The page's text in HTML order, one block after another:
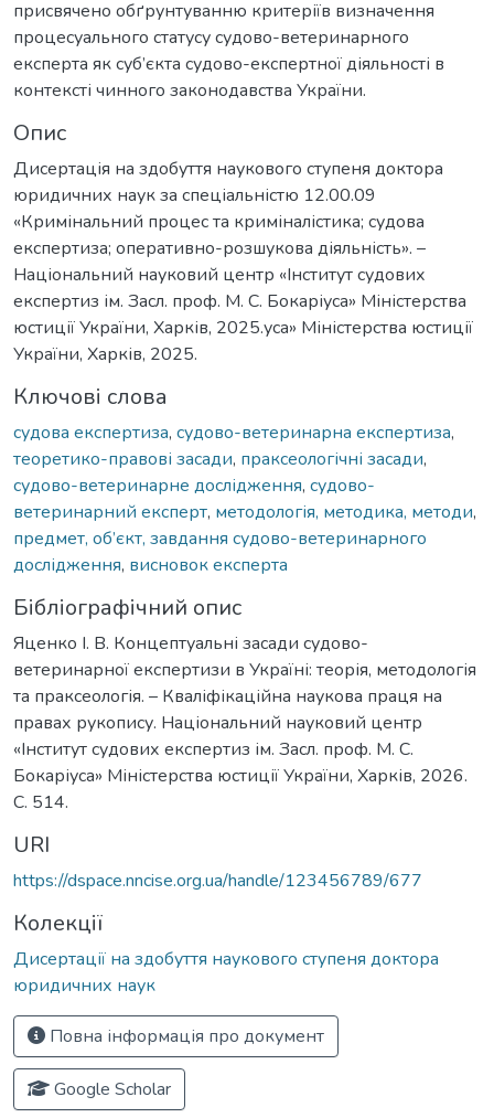
присвячено обґрунтуванню критеріїв визначення
процесуального статусу судово-ветеринарного
експерта як суб’єкта судово-експертної діяльності в
контексті чинного законодавства України.
Опис
Дисертація на здобуття наукового ступеня доктора
юридичних наук за спеціальністю 12.00.09
«Кримінальний процес та криміналістика; судова
експертиза; оперативно-розшукова діяльність». –
Національний науковий центр «Інститут судових
експертиз ім. Засл. проф. М. С. Бокаріуса» Міністерства
юстиції України, Харків, 2025.уса» Міністерства юстиції
України, Харків, 2025.
Ключові слова
судова експертиза, судово-ветеринарна експертиза,
теоретико-правові засади, праксеологічні засади,
судово-ветеринарне дослідження, судово-
ветеринарний експерт, методологія, методика, методи,
предмет, об’єкт, завдання судово-ветеринарного
дослідження, висновок експерта
Бібліографічний опис
Яценко І. В. Концептуальні засади судово-
ветеринарної експертизи в Україні: теорія, методологія
та праксеологія. – Кваліфікаційна наукова праця на
правах рукопису. Національний науковий центр
«Інститут судових експертиз ім. Засл. проф. М. С.
Бокаріуса» Міністерства юстиції України, Харків, 2026.
С. 514.
URI
https://dspace.nncise.org.ua/handle/123456789/677
Колекції
Дисертації на здобуття наукового ступеня доктора
юридичних наук
Повна інформація про документ
Google Scholar